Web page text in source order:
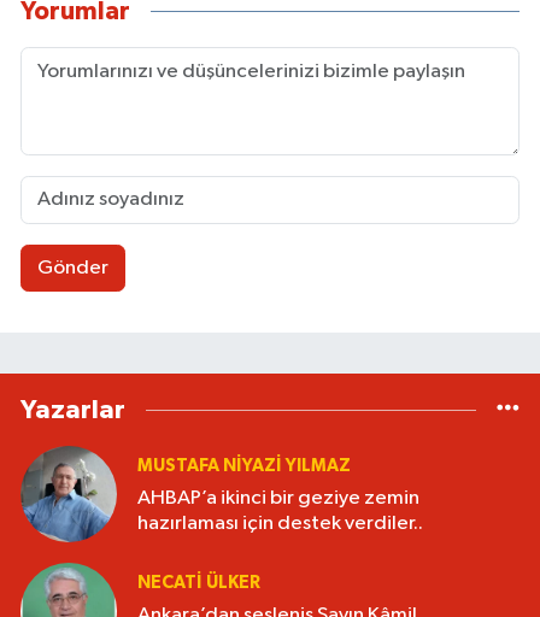
Yorumlar
Gönder
Yazarlar
MUSTAFA NIYAZI YILMAZ
AHBAP’a ikinci bir geziye zemin
hazırlaması için destek verdiler..
NECATI ÜLKER